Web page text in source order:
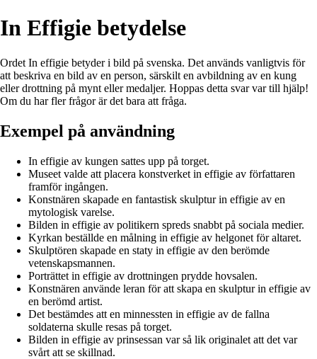
In Effigie betydelse
Ordet In effigie betyder i bild på svenska. Det används vanligtvis för
att beskriva en bild av en person, särskilt en avbildning av en kung
eller drottning på mynt eller medaljer. Hoppas detta svar var till hjälp!
Om du har fler frågor är det bara att fråga.
Exempel på användning
In effigie av kungen sattes upp på torget.
Museet valde att placera konstverket in effigie av författaren
framför ingången.
Konstnären skapade en fantastisk skulptur in effigie av en
mytologisk varelse.
Bilden in effigie av politikern spreds snabbt på sociala medier.
Kyrkan beställde en målning in effigie av helgonet för altaret.
Skulptören skapade en staty in effigie av den berömde
vetenskapsmannen.
Porträttet in effigie av drottningen prydde hovsalen.
Konstnären använde leran för att skapa en skulptur in effigie av
en berömd artist.
Det bestämdes att en minnessten in effigie av de fallna
soldaterna skulle resas på torget.
Bilden in effigie av prinsessan var så lik originalet att det var
svårt att se skillnad.